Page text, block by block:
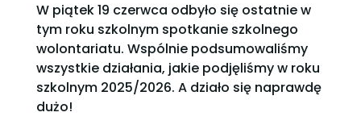
W piątek 19 czerwca odbyło się ostatnie w
tym roku szkolnym spotkanie szkolnego
wolontariatu. Wspólnie podsumowaliśmy
wszystkie działania, jakie podjęliśmy w roku
szkolnym 2025/2026. A działo się naprawdę
dużo!